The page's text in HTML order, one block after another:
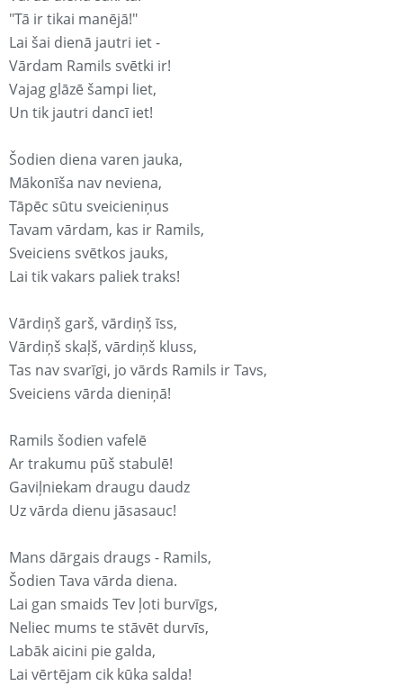
"Tā ir tikai manējā!"
Lai šai dienā jautri iet -
Vārdam Ramils svētki ir!
Vajag glāzē šampi liet,
Un tik jautri dancī iet!
Šodien diena varen jauka,
Mākonīša nav neviena,
Tāpēc sūtu sveicieniņus
Tavam vārdam, kas ir Ramils,
Sveiciens svētkos jauks,
Lai tik vakars paliek traks!
Vārdiņš garš, vārdiņš īss,
Vārdiņš skaļš, vārdiņš kluss,
Tas nav svarīgi, jo vārds Ramils ir Tavs,
Sveiciens vārda dieniņā!
Ramils šodien vafelē
Ar trakumu pūš stabulē!
Gaviļniekam draugu daudz
Uz vārda dienu jāsasauc!
Mans dārgais draugs - Ramils,
Šodien Tava vārda diena.
Lai gan smaids Tev ļoti burvīgs,
Neliec mums te stāvēt durvīs,
Labāk aicini pie galda,
Lai vērtējam cik kūka salda!